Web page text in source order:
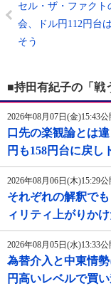
セル・ザ・ファクト
会、ドル円112円台
そう
■持田有紀子の「戦
2026年08月07日(金)15:43公
口先の楽観論とは
円も158円台に戻し
2026年08月06日(木)15:29公
それぞれの解釈で
ィリティ上がりか
2026年08月05日(水)13:33公
為替介入と中東情
円高いレベルで買